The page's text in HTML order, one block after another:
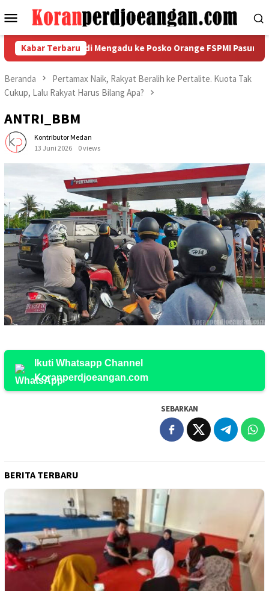
ke
Menu
Mobile
Kabar Terbaru
Plas Abadi Mengadu ke Posko Orange FSPMI Pasuruan Raya
Beranda
Pertamax Naik, Rakyat Beralih ke Pertalite. Kuota Tak
Cukup, Lalu Rakyat Harus Bilang Apa?
ANTRI_BBM
Kontributor Medan
13 Juni 2026
0 views
Ikuti Whatsapp Channel
Koranperdjoeangan.com
SEBARKAN
BERITA TERBARU